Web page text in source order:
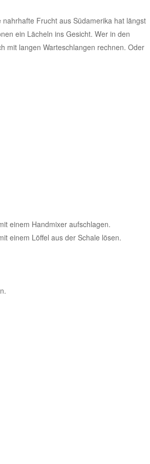
Frucht aus Südamerika hat längst
ein Lächeln ins Gesicht. Wer in den
mit langen Warteschlangen rechnen. Oder
einem Handmixer aufschlagen.
einem Löffel aus der Schale lösen.